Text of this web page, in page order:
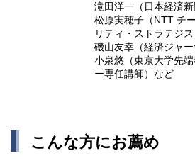
滝田洋一（日本経済新
松原実穂子（NTT チ
リティ・ストラテジス
磯山友幸（経済ジャー
小泉悠（東京大学先
ー専任講師）など
こんな方にお薦め